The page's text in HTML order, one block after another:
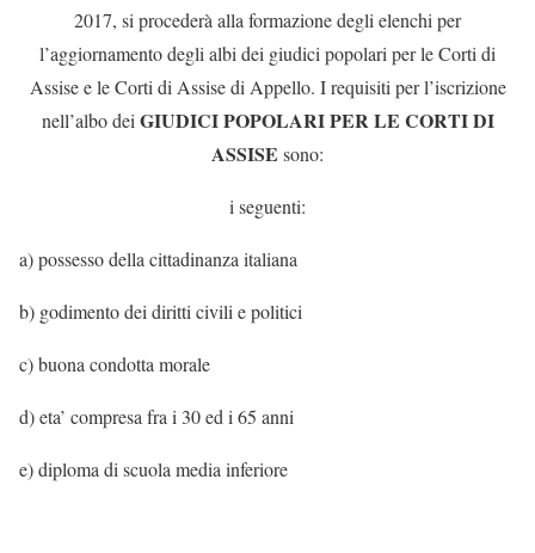
2017, si procederà alla formazione degli elenchi per
l’aggiornamento degli albi dei giudici popolari per le Corti di
Assise e le Corti di Assise di Appello. I requisiti per l’iscrizione
nell’albo dei GIUDICI POPOLARI PER LE CORTI DI
ASSISE sono:
i seguenti:
a) possesso della cittadinanza italiana
b) godimento dei diritti civili e politici
c) buona condotta morale
d) eta’ compresa fra i 30 ed i 65 anni
e) diploma di scuola media inferiore